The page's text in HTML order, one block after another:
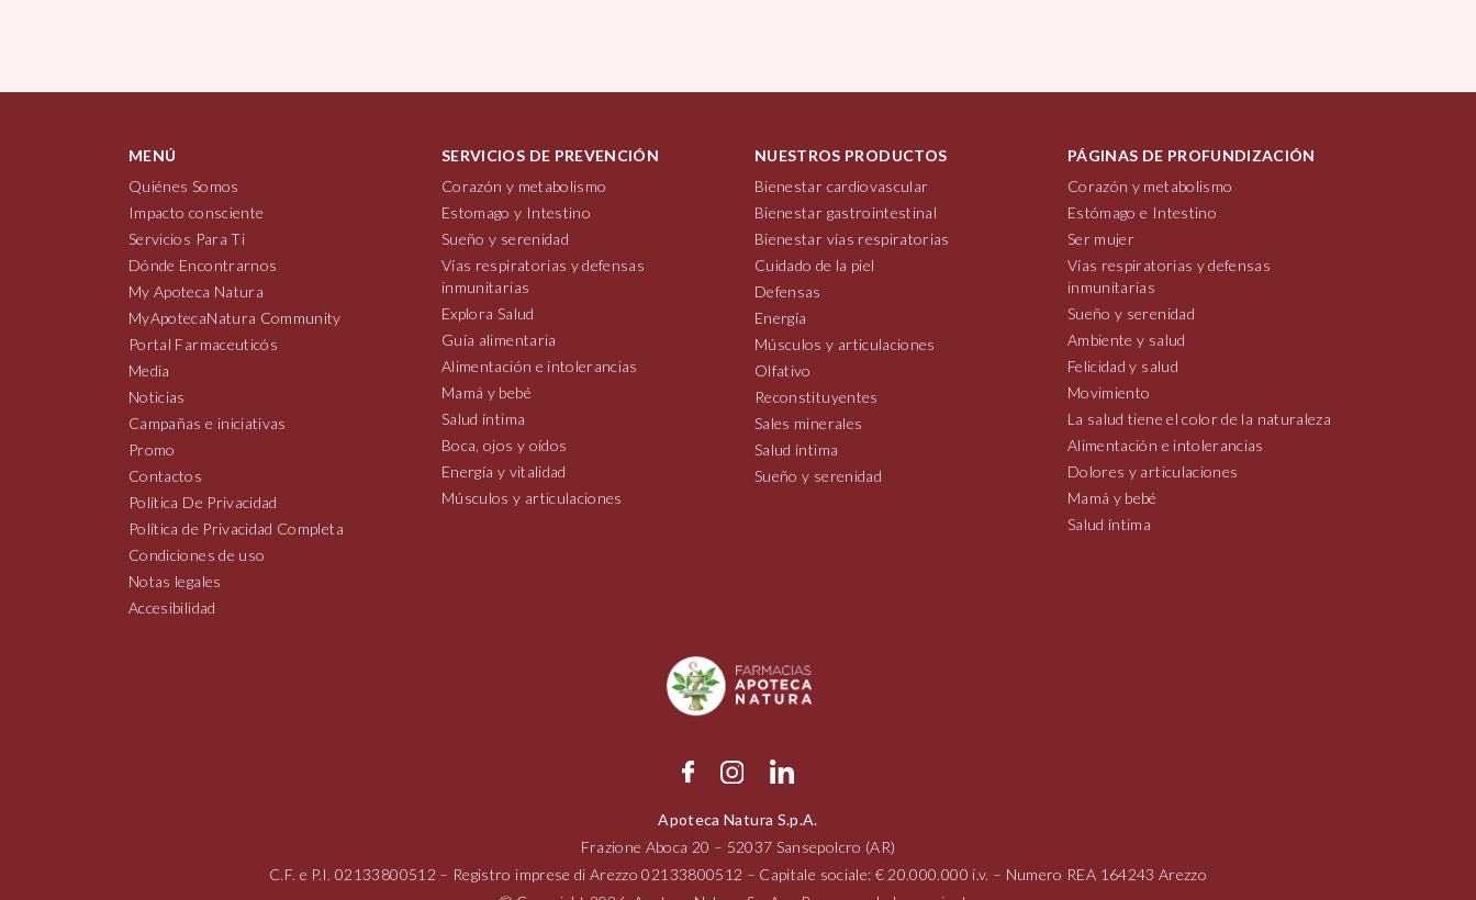
MENÚ
Quiénes Somos
Impacto consciente
Servicios Para Ti
Dónde Encontrarnos
My Apoteca Natura
MyApotecaNatura Community
Portal Farmaceuticós
Media
Noticias
Campañas e iniciativas
Promo
Contactos
Política De Privacidad
Política de Privacidad Completa
Condiciones de uso
Notas legales
Accesibilidad
SERVICIOS DE PREVENCIÓN
Corazón y metabolismo
Estomago y Intestino
Sueño y serenidad
Vías respiratorias y defensas
inmunitarias
Explora Salud
Guía alimentaria
Alimentación e intolerancias
Mamá y bebé
Salud íntima
Boca, ojos y oídos
Energía y vitalidad
Músculos y articulaciones
NUESTROS PRODUCTOS
Bienestar cardiovascular
Bienestar gastrointestinal
Bienestar vías respiratorias
Cuidado de la piel
Defensas
Energía
Músculos y articulaciones
Olfativo
Reconstituyentes
Sales minerales
Salud íntima
Sueño y serenidad
PÁGINAS DE PROFUNDIZACIÓN
Corazón y metabolismo
Estómago e Intestino
Ser mujer
Vías respiratorias y defensas
inmunitarias
Sueño y serenidad
Ambiente y salud
Felicidad y salud
Movimiento
La salud tiene el color de la naturaleza
Alimentación e intolerancias
Dolores y articulaciones
Mamá y bebé
Salud íntima
Apoteca Natura S.p.A.
Frazione Aboca 20 – 52037 Sansepolcro (AR)
C.F. e P.I.02133800512 – Registro imprese di Arezzo02133800512 – Capitale sociale: € 20.000.000 i.v. – Numero REA 164243 Arezzo